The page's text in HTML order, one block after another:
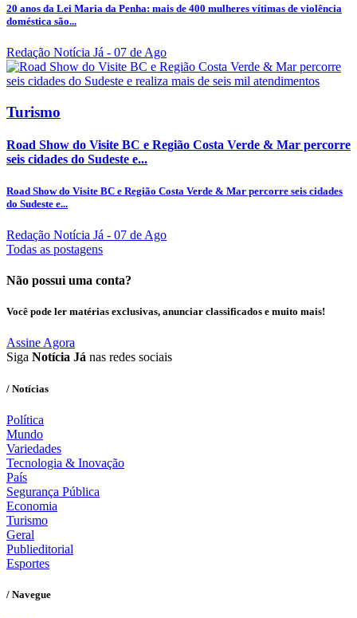
20 anos da Lei Maria da Penha: mais de 400 mulheres vítimas de violência
doméstica são...
Redação Notícia Já - 07 de Ago
Turismo
Road Show do Visite BC e Região Costa Verde & Mar percorre
seis cidades do Sudeste e...
Road Show do Visite BC e Região Costa Verde & Mar percorre seis cidades
do Sudeste e...
Redação Notícia Já - 07 de Ago
Todas as postagens
Não possui uma conta?
Você pode ler matérias exclusivas, anunciar classificados e muito mais!
Assine Agora
Siga Notícia Já nas redes sociais
/ Notícias
Política
Mundo
Variedades
Tecnologia & Inovação
País
Segurança Pública
Economia
Turismo
Geral
Publieditorial
Esportes
/ Navegue